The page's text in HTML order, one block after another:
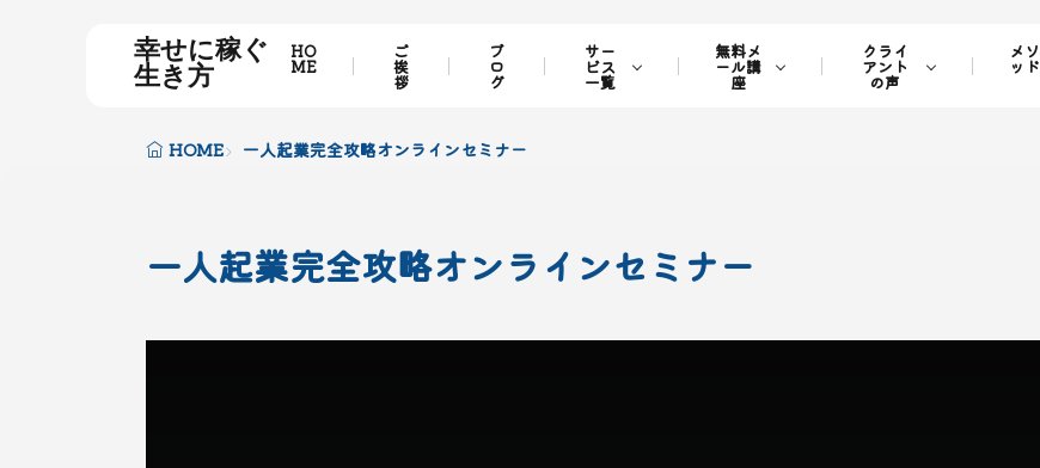
幸せに稼ぐ
生き方
HO
ME
ご
挨
拶
ブ
ロ
グ
サー
ビス
一覧
無料メ
ール講
座
クライ
アント
の声
メソ
ッド
HOME 一人起業完全攻略オンラインセミナー
一人起業完全攻略オンラインセミナー